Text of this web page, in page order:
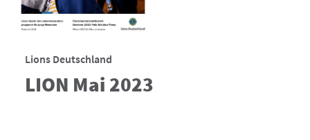
Lions Deutschland
LION Mai 2023